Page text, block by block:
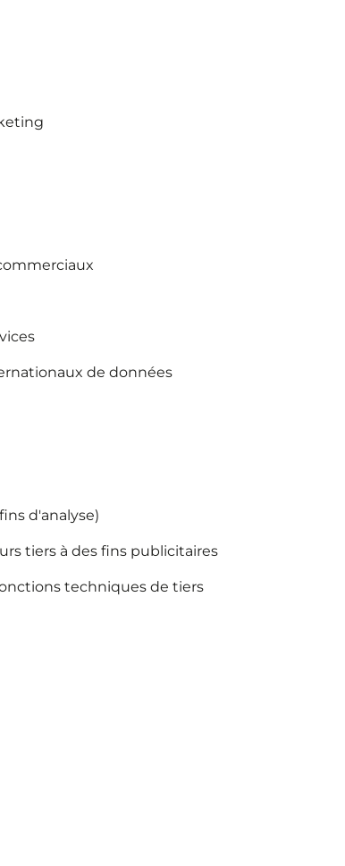
de données
d'analyse)
tiers à des fins publicitaires
techniques de tiers